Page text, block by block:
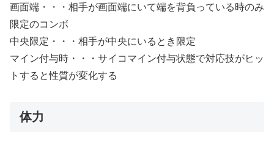
画面端・・・相手が画面端にいて端を背負っている時のみ
限定のコンボ
中央限定・・・相手が中央にいるとき限定
マイン付与時・・・サイコマイン付与状態で対応技がヒッ
トすると性質が変化する
体力